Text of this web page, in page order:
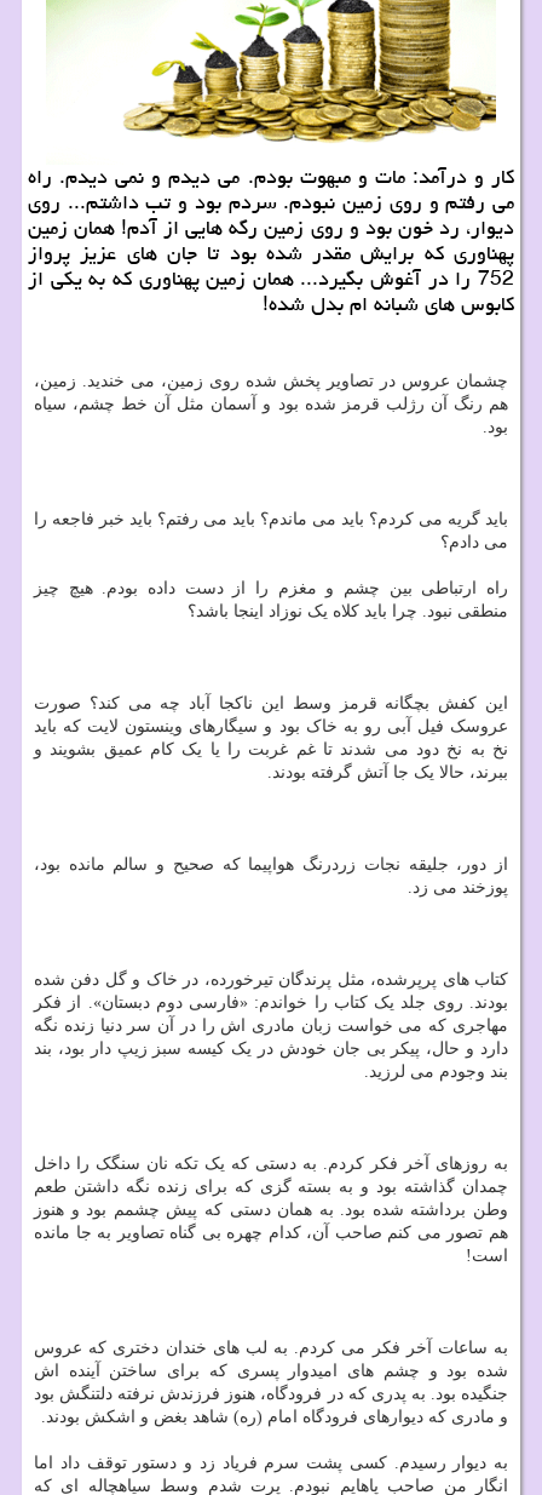
کار و درآمد: مات و مبهوت بودم. می دیدم و نمی دیدم. راه
می رفتم و روی زمین نبودم. سردم بود و تب داشتم... روی
دیوار، رد خون بود و روی زمین رگه هایی از آدم! همان زمین
پهناوری که برایش مقدر شده بود تا جان های عزیز پرواز
752 را در آغوش بگیرد... همان زمین پهناوری که به یکی از
کابوس های شبانه ام بدل شده!
چشمان عروس در تصاویر پخش شده روی زمین، می خندید. زمین،
هم رنگ آن رژلب قرمز شده بود و آسمان مثل آن خط چشم، سیاه
بود.
باید گریه می کردم؟ باید می ماندم؟ باید می رفتم؟ باید خبر فاجعه را
می دادم؟
راه ارتباطی بین چشم و مغزم را از دست داده بودم. هیچ چیز
منطقی نبود. چرا باید کلاه یک نوزاد اینجا باشد؟
این کفش بچگانه قرمز وسط این ناکجا آباد چه می کند؟ صورت
عروسک فیل آبی رو به خاک بود و سیگارهای وینستون لایت که باید
نخ به نخ دود می شدند تا غم غربت را یا یک کام عمیق بشویند و
ببرند، حالا یک جا آتش گرفته بودند.
از دور، جلیقه نجات زردرنگ هواپیما که صحیح و سالم مانده بود،
پوزخند می زد.
کتاب های پرپرشده، مثل پرندگان تیرخورده، در خاک و گل دفن شده
بودند. روی جلد یک کتاب را خواندم: «فارسی دوم دبستان». از فکر
مهاجری که می خواست زبان مادری اش را در آن سر دنیا زنده نگه
دارد و حال، پیکر بی جان خودش در یک کیسه سبز زیپ دار بود، بند
بند وجودم می لرزید.
به روزهای آخر فکر کردم. به دستی که یک تکه نان سنگک را داخل
چمدان گذاشته بود و به بسته گزی که برای زنده نگه داشتن طعم
وطن برداشته شده بود. به همان دستی که پیش چشمم بود و هنوز
هم تصور می کنم صاحب آن، کدام چهره بی گناه تصاویر به جا مانده
است!
به ساعات آخر فکر می کردم. به لب های خندان دختری که عروس
شده بود و چشم های امیدوار پسری که برای ساختن آینده اش
جنگیده بود. به پدری که در فرودگاه، هنوز فرزندش نرفته دلتنگش بود
و مادری که دیوارهای فرودگاه امام (ره) شاهد بغض و اشکش بودند.
به دیوار رسیدم. کسی پشت سرم فریاد زد و دستور توقف داد اما
انگار من صاحب پاهایم نبودم. پرت شدم وسط سیاهچاله ای که